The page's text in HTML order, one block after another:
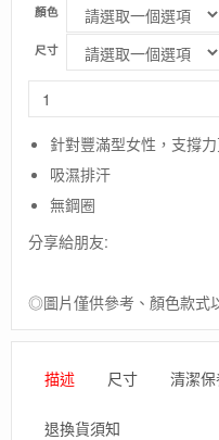
顏色
尺寸
毛
【EasyMain】
衣
力
頂
性
快
衣/
針對豐滿型女性，支撐
吸濕排汗
無鋼圈
分享給朋友:
◎圖片僅供參考、顏色款式
描述 尺寸 清潔
退換貨須知